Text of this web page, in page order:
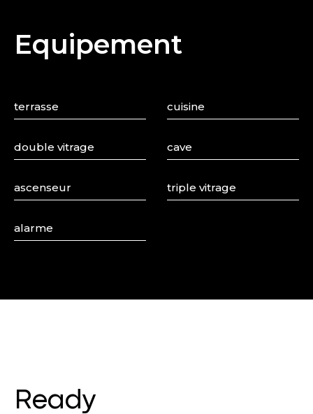
Equipement
terrasse
double vitrage
ascenseur
cuisine
cave
triple vitrage
alarme
Ready